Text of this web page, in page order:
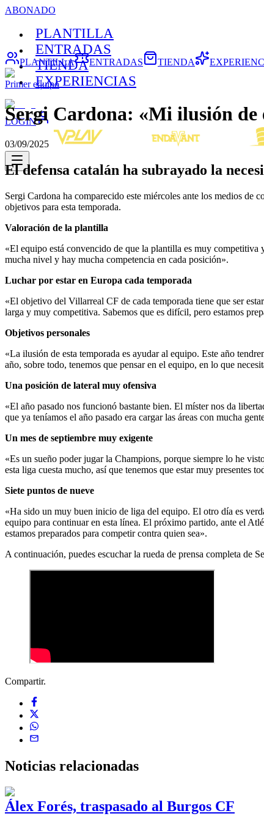
ABONADO
PLANTILLA
ENTRADAS
TIENDA
EXPERIENCIAS
LOGIN
PLANTILLA ENTRADAS TIENDA
Primer equipo
Sergi Cardona: «Mi ilusión de
03/09/2025
El defensa catalán ha subrayado la
Sergi Cardona ha comparecido este miércoles ante los medios
objetivos para esta temporada.
Valoración de la plantilla
«El equipo está convencido de que la plantilla es muy
mucha nivel y hay mucha competencia en cada posición».
Luchar por estar en Europa cada temporada
«El objetivo del Villarreal CF de cada temporada tiene que ser
larga y muy competitiva. Sabemos que es difícil, pero estamos
Objetivos personales
«La ilusión de esta temporada es ayudar al equipo. Este año
año, sobre todo, tenemos que pensar en el equipo, en lo que
Una posición de lateral muy ofensiva
«El año pasado nos funcionó bastante bien. El míster nos da
que ya teníamos el año pasado era cargar las áreas con mucha
Un mes de septiembre muy exigente
«Es un sueño poder jugar la Champions, porque siempre lo he
esta liga cuesta mucho, así que tenemos que estar muy presentes
Siete puntos de nueve
«Ha sido un muy buen inicio de liga del equipo. El otro día es
equipo para continuar en esta línea. El próximo partido, ante el
estamos preparados para competir contra quien sea».
A continuación, puedes escuchar la rueda de prensa completa de
Compartir.
Noticias relacionadas
Álex Forés, traspasado al Burgos CF